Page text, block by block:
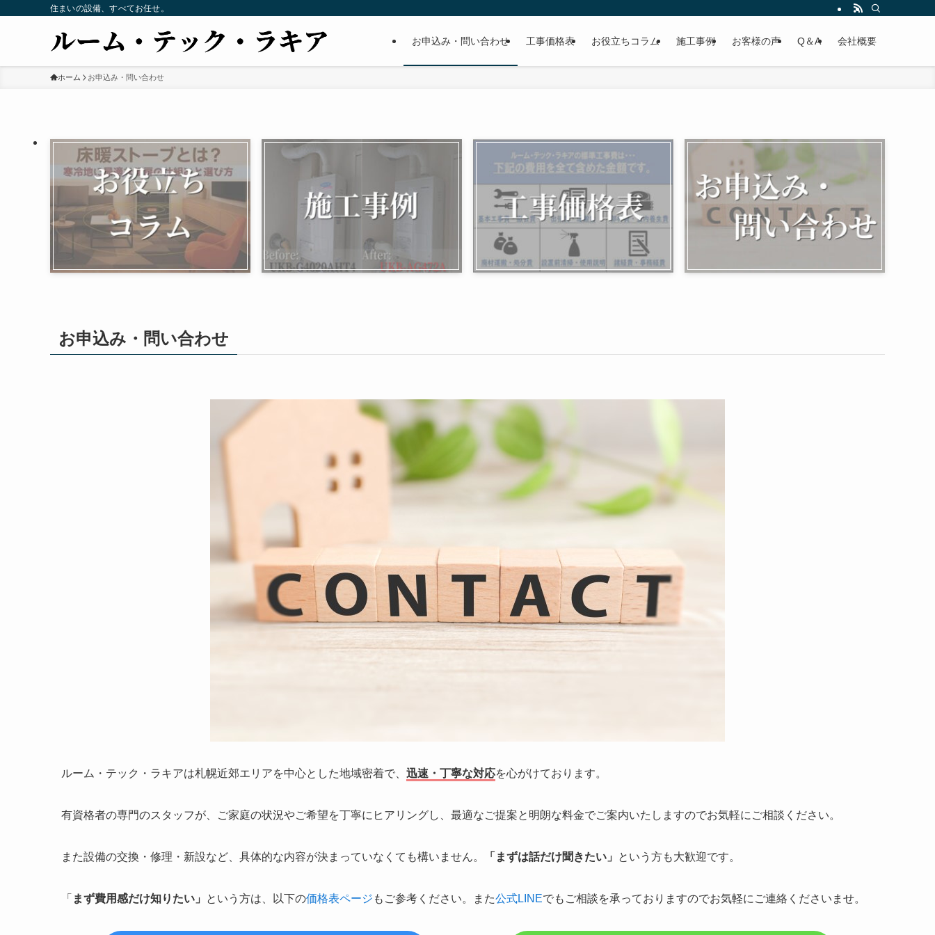
住まいの設備、すべてお任せ。
お申込み・問い合わせ 工事価格表 お役立ちコラム 施工事例 お客様の声 Q＆A 会社概要
ホーム お申込み・問い合わせ
お申込み・問い合わせ
ルーム・テック・ラキアは札幌近郊エリアを中心とした地域密着で、 迅速・丁寧な対応を心がけております。
有資格者の専門のスタッフが、ご家庭の状況やご希望を丁寧にヒアリングし、最適なご提案と明朗な料金でご案内いたしますのでお気軽にご相談ください。
また設備の交換・修理・新設など、具体的な内容が決まっていなくても構いません。 「まずは話だけ聞きたい」 という方も大歓迎です。
「 まず費用感だけ知りたい」 という方は、以下の価格表ページ もご参考ください。 また公式LINEでもご相談を承っておりますのでお気軽にご連絡くださいませ。